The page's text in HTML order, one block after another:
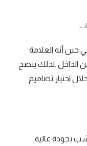
حين أنه العلامة
الداخل .لذلك ينصح
اختيار تصاميم
خشب بجودة عالية